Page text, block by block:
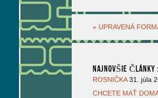
« UPRAVENÁ
NAJNOVŠIE ČLÁNKY :
ROSNIČKA 31. júla
CHCETE MAŤ